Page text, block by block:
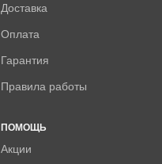
Доставка
Оплата
Гарантия
Правила работы
ПОМОЩЬ
Акции